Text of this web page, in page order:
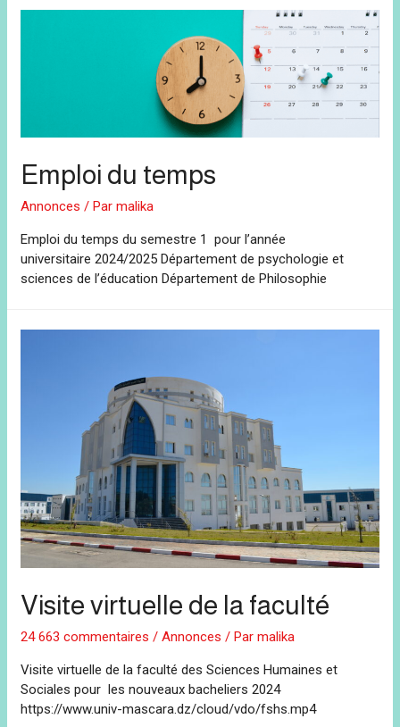
Emploi du temps
Annonces / Parmalika
Emploi du temps du semestre 1 pour l’année
universitaire 2024/2025 Département de psychologie et
sciences de l’éducation Département de Philosophie
Visite virtuelle de la faculté
24 663 commentaires /Annonces / Parmalika
Visite virtuelle de la faculté des Sciences Humaines et
Sociales pour les nouveaux bacheliers 2024
https://www.univ-mascara.dz/cloud/vdo/fshs.mp4